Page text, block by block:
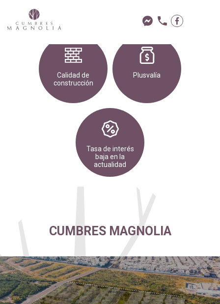
Calidad de
construcción
Plusvalía
Tasa de interés
baja en la
actualidad
CUMBRES MAGNOLIA